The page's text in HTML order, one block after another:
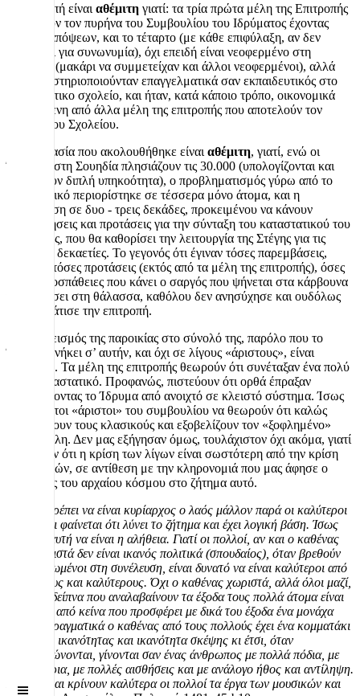
Canvas
Η επιτροπή είναι αθέμιτη γιατί: τα τρία πρώτα μέλη της Επιτροπής
αποτελούν τον πυρήνα του Συμβουλίου του Ιδρύματος έχοντας
ταύτιση απόψεων, και το τέταρτο (με κάθε επιφύλαξη, αν δεν
πρόκειται για συνωνυμία), όχι επειδή είναι νεοφερμένο στη
Σουηδία, (μακάρι να συμμετείχαν και άλλοι νεοφερμένοι), αλλά
γιατί δραστηριοποιούνταν επαγγελματικά σαν εκπαιδευτικός στο
Σαββατιάτικο σχολείο, και ήταν, κατά κάποιο τρόπο, οικονομικά
εξαρτώμενη από άλλα μέλη της επιτροπής που αποτελούν τον
πυρήνα του Σχολείου.
Η διαδικασία που ακολουθήθηκε είναι αθέμιτη, γιατί, ενώ οι
Έλληνες στη Σουηδία πλησιάζουν τις 30.000 (υπολογίζονται και
όσοι έχουν διπλή υπηκοότητα), ο προβληματισμός γύρω από το
καταστατικό περιορίστηκε σε τέσσερα μόνο άτομα, και η
ενημέρωση σε δυο - τρεις δεκάδες, προκειμένου να κάνουν
παρατηρήσεις και προτάσεις για την σύνταξη του καταστατικού του
Ιδρύματος, που θα καθορίσει την λειτουργία της Στέγης για τις
επόμενες δεκαετίες. Το γεγονός ότι έγιναν τόσες παρεμβάσεις,
υπήρξαν τόσες προτάσεις (εκτός από τα μέλη της επιτροπής), όσες
και οι προσπάθειες που κάνει ο σαργός που ψήνεται στα κάρβουνα
για να πέσει στη θάλασσα, καθόλου δεν ανησύχησε και ουδόλως
προβλημάτισε την επιτροπή.
Ο αποκλεισμός της παροικίας στο σύνολό της, παρόλο που το
Ίδρυμα ανήκει σ’ αυτήν, και όχι σε λίγους «άριστους», είναι
. Τα μέλη της επιτροπής θεωρούν ότι συνέταξαν ένα πολύ
καλό καταστατικό. Προφανώς, πιστεύουν ότι ορθά έπραξαν
μετατρέποντας το Ίδρυμα από ανοιχτό σε κλειστό σύστημα. Ίσως
οι ελάχιστοι «άριστοι» του συμβουλίου να θεωρούν ότι καλώς
απορρίπτουν τους κλασικούς και εξοβελίζουν τον «ξοφλημένο»
Αριστοτέλη. Δεν μας εξήγησαν όμως, τουλάχιστον όχι ακόμα, γιατί
πιστεύουν ότι η κρίση των λίγων είναι σωστότερη από την κρίση
των πολλών, σε αντίθεση με την κληρονομιά που μας άφησε ο
πάνσοφος του αρχαίου κόσμου στο ζήτημα αυτό.
«Το ότι πρέπει να είναι κυρίαρχος ο λαός μάλλον παρά οι καλύτεροι
αλλά λίγοι φαίνεται ότι λύνει το ζήτημα και έχει λογική βάση. Ίσως
μάλιστα αυτή να είναι η αλήθεια. Γιατί οι πολλοί, αν και ο καθένας
τους χωριστά δεν είναι ικανός πολιτικά (σπουδαίος), όταν βρεθούν
συγκεντρωμένοι στη συνέλευση, είναι δυνατό να είναι καλύτεροι από
τούς λίγους και καλύτερους. Όχι ο καθένας χωριστά, αλλά όλοι μαζί,
όπως τα δείπνα που αναλαβαίνουν τα έξοδα τους πολλά άτομα είναι
καλύτερα από κείνα που προσφέρει με δικά του έξοδα ένα μονάχα
άτομο. Πραγματικά ο καθένας από τους πολλούς έχει ένα κομματάκι
πολιτικής ικανότητας και ικανότητα σκέψης κι έτσι, όταν
συγκεντρώνονται, γίνονται σαν ένας άνθρωπος με πολλά πόδια, με
πολλά χέρια, με πολλές αισθήσεις και με ανάλογο ήθος και αντίληψη.
Γι' αυτό και κρίνουν καλύτερα οι πολλοί τα έργα των μουσικών και